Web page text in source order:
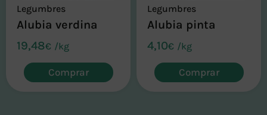
Legumbres
Alubia verdina
19,48€ /kg
Comprar
Legumbres
Alubia pinta
4,10€ /kg
Comprar